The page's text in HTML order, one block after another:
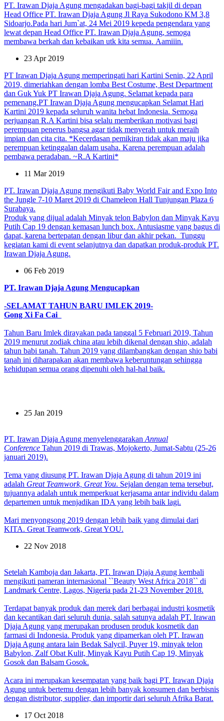
PT. Irawan Djaja Agung mengadakan bagi-bagi takjil di depan
Head Office PT. Irawan Djaja Agung Jl Raya Sukodono KM 3,8
Sidoarjo.Pada hari Jum`at, 24 Mei 2019 kepeda pengendara yang
lewat depan Head Office PT. Irawan Djaja Agung, semoga
membawa berkah dan kebaikan utk kita semua. Aamiiin.
23 Apr 2019
PT Irawan Djaja Agung memperingati hari Kartini Senin, 22 April
2019, dimeriahkan dengan lomba Best Costume, Best Department
dan Guk Yuk PT Irawan Djaja Agung. Selamat kepada para
pemenang.PT Irawan Djaja Agung mengucapkan Selamat Hari
Kartini 2019 kepada seluruh wanita hebat Indonesia. Semoga
perjuangan R.A Kartini bisa selalu memberikan motivasi bagi
perempuan penerus bangsa agar tidak menyerah untuk meraih
impian dan cita cita. *Kecerdasan pemikiran tidak akan maju jika
perempuan ketinggalan dalam usaha. Karena perempuan adalah
pembawa peradaban. ~R.A Kartini*
11 Mar 2019
PT. Irawan Djaja Agung mengikuti Baby World Fair and Expo Into
the Jungle 7-10 Maret 2019 di Chameleon Hall Tunjungan Plaza 6
Surabaya.
Produk yang dijual adalah Minyak telon Babylon dan Minyak Kayu
Putih Cap 19 dengan kemasan lunch box. Antusiasme yang bagus di
dapat, karena bertepatan dengan libur dan akhir pekan. Tunggu
kegiatan kami di event selanjutnya dan dapatkan produk-produk PT.
Irawan Djaja Agung.
06 Feb 2019
PT. Irawan Djaja Agung Mengucapkan
-SELAMAT TAHUN BARU IMLEK 2019-
Gong Xi Fa Cai
Tahun Baru Imlek dirayakan pada tanggal 5 Februari 2019, Tahun
2019 menurut zodiak china atau lebih dikenal dengan shio, adalah
tahun babi tanah. Tahun 2019 yang dilambangkan dengan shio babi
tanah ini diharapakan akan membawa keberuntungan sehingga
kehidupan semua orang dipenuhi oleh hal-hal baik.
25 Jan 2019
PT. Irawan Djaja Agung menyelenggarakan Annual
Conference Tahun 2019 di Trawas, Mojokerto, Jumat-Sabtu (25-26
januari 2019).
Tema yang diusung PT. Irawan Djaja Agung di tahun 2019 ini
adalah Great Teamwork, Great You. Sejalan dengan tema tersebut,
tujuannya adalah untuk memperkuat kerjasama antar individu dalam
departemen untuk menjadikan IDA yang lebih baik lagi.
Mari menyongsong 2019 dengan lebih baik yang dimulai dari
KITA. Great Teamwork, Great YOU.
22 Nov 2018
Setelah Kamboja dan Jakarta, PT. Irawan Djaja Agung kembali
mengikuti pameran internasional ``Beauty West Africa 2018`` di
Landmark Centre, Lagos, Nigeria pada 21-23 November 2018.
Terdapat banyak produk dan merek dari berbagai industri kosmetik
dan kecantikan dari seluruh dunia, salah satunya adalah PT. Irawan
Djaja Agung yang merupakan produsen produk kosmetik dan
farmasi di Indonesia. Produk yang dipamerkan oleh PT. Irawan
Djaja Agung antara lain Bedak Salycil, Puyer 19, minyak telon
Babylon, Zalf Obat Kulit, Minyak Kayu Putih Cap 19, Minyak
Gosok dan Balsam Gosok.
Acara ini merupakan kesempatan yang baik bagi PT. Irawan Djaja
Agung untuk bertemu dengan lebih banyak konsumen dan berbisnis
dengan distributor, supplier, dan importir dari seluruh Afrika Barat.
17 Oct 2018